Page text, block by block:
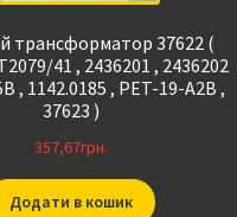
трансформатор 37622 (
41 , 2436201 , 2436202
, 1142.0185 , PET-19-A2B ,
37623 )
357,67грн.
Додати в кошик